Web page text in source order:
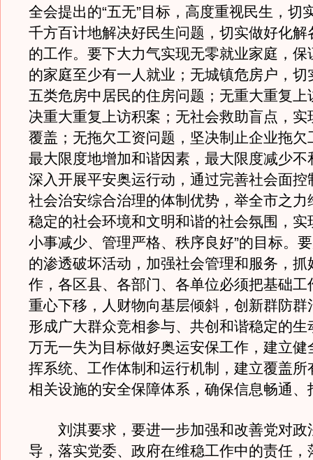
全会提出的“五无”目标，高度重视民生，切
千方百计地解决好民生问题，切实做好化解
的工作。要下大力气实现无零就业家庭，保
的家庭至少有一人就业；无城镇危房户，切
五类危房中居民的住房问题；无重大重复上
决重大重复上访积案；无社会救助盲点，实
覆盖；无拖欠工资问题，坚决制止企业拖欠
最大限度地增加和谐因素，最大限度减少不
深入开展平安奥运行动，通过完善社会面控
社会治安综合治理的体制优势，举全市之力
稳定的社会环境和文明和谐的社会氛围，实
小事减少、管理严格、秩序良好”的目标。
的渗透破坏活动，加强社会管理和服务，抓
作，各区县、各部门、各单位必须把基础工
重心下移，人财物向基层倾斜，创新群防群
形成广大群众竞相参与、共创和谐稳定的生
万无一失为目标做好奥运安保工作，建立健
挥系统、工作体制和运行机制，建立覆盖所
相关设施的安全保障体系，确保信息畅通、
刘淇要求，要进一步加强和改善党对政
导，落实党委、政府在维稳工作中的责任，